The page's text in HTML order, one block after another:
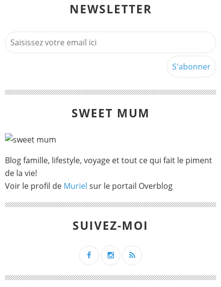
NEWSLETTER
SWEET MUM
Blog famille, lifestyle, voyage et tout ce qui fait le piment
de la vie!
Voir le profil de Muriel sur le portail Overblog
SUIVEZ-MOI